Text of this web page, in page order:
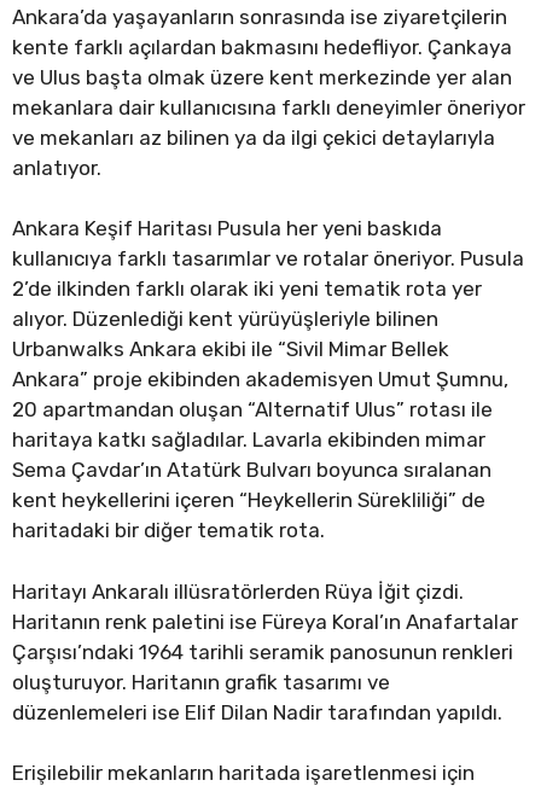
Ankara’da yaşayanların sonrasında ise ziyaretçilerin
kente farklı açılardan bakmasını hedefliyor. Çankaya
ve Ulus başta olmak üzere kent merkezinde yer alan
mekanlara dair kullanıcısına farklı deneyimler öneriyor
ve mekanları az bilinen ya da ilgi çekici detaylarıyla
anlatıyor.
Ankara Keşif Haritası Pusula her yeni baskıda
kullanıcıya farklı tasarımlar ve rotalar öneriyor. Pusula
2’de ilkinden farklı olarak iki yeni tematik rota yer
alıyor. Düzenlediği kent yürüyüşleriyle bilinen
Urbanwalks Ankara ekibi ile “Sivil Mimar Bellek
Ankara” proje ekibinden akademisyen Umut Şumnu,
20 apartmandan oluşan “Alternatif Ulus” rotası ile
haritaya katkı sağladılar. Lavarla ekibinden mimar
Sema Çavdar’ın Atatürk Bulvarı boyunca sıralanan
kent heykellerini içeren “Heykellerin Sürekliliği” de
haritadaki bir diğer tematik rota.
Haritayı Ankaralı illüsratörlerden Rüya İğit çizdi.
Haritanın renk paletini ise Füreya Koral’ın Anafartalar
Çarşısı’ndaki 1964 tarihli seramik panosunun renkleri
oluşturuyor. Haritanın grafik tasarımı ve
düzenlemeleri ise Elif Dilan Nadir tarafından yapıldı.
Erişilebilir mekanların haritada işaretlenmesi için